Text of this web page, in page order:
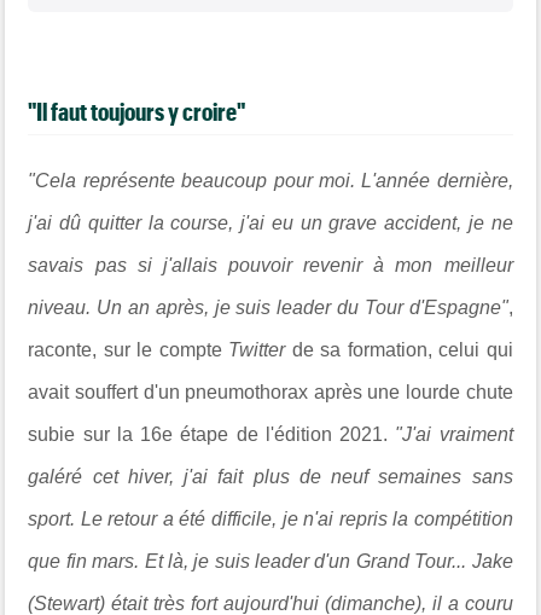
"Il faut toujours y croire"
"Cela représente beaucoup pour moi. L'année dernière,
j'ai dû quitter la course, j'ai eu un grave accident, je ne
savais pas si j'allais pouvoir revenir à mon meilleur
niveau. Un an après, je suis leader du Tour d'Espagne",
raconte, sur le compte Twitterde sa formation, celui qui
avait souffert d'un pneumothorax après une lourde chute
subie sur la 16e étape de l'édition 2021. "J'ai vraiment
galéré cet hiver, j'ai fait plus de neuf semaines sans
sport. Le retour a été difficile, je n'ai repris la compétition
que fin mars. Et là, je suis leader d'un Grand Tour... Jake
(Stewart) était très fort aujourd'hui (dimanche), il a couru